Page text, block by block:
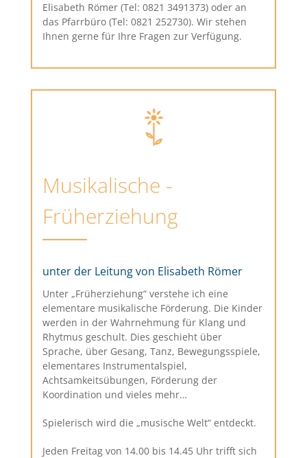
Elisabeth Römer (Tel: 0821 3491373) oder an
das Pfarrbüro (Tel: 0821 252730). Wir stehen
Ihnen gerne für Ihre Fragen zur Verfügung.
Musikalische ­
Früherziehung
unter der Leitung von Elisabeth Römer
Unter „Früherziehung“ verstehe ich eine
elementare musikalische Förderung. Die Kinder
werden in der Wahrnehmung für Klang und
Rhytmus geschult. Dies geschieht über
Sprache, über Gesang, Tanz, Bewegungsspiele,
elementares Instrumentalspiel,
Achtsamkeitsübungen, Förderung der
Koordination und vieles mehr…
Spielerisch wird die „musische Welt“ entdeckt.
Jeden Freitag von 14.00 bis 14.45 Uhr trifft sich